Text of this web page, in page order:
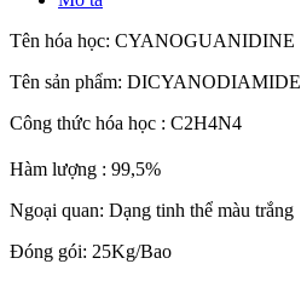
Tên hóa học: CYANOGUANIDINE
Tên sản phẩm: DICYANODIAMIDE
Công thức hóa học : C2H4N4
Hàm lượng : 99,5%
Ngoại quan: Dạng tinh thể màu trắng
Đóng gói: 25Kg/Bao